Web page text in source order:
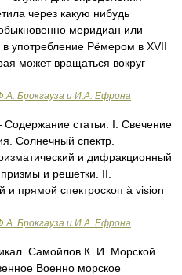
через какую нибудь
меридиан или
употребление Рёмером в XVII
может вращаться вокруг
Брокгауза и И.А. Ефрона
статьи. I. Свечение
Солнечный спектр.
и дифракционный
и решетки. II.
и прямой спектроскоп à vision
Брокгауза и И.А. Ефрона
Самойлов К. И. Морской
Военно морское